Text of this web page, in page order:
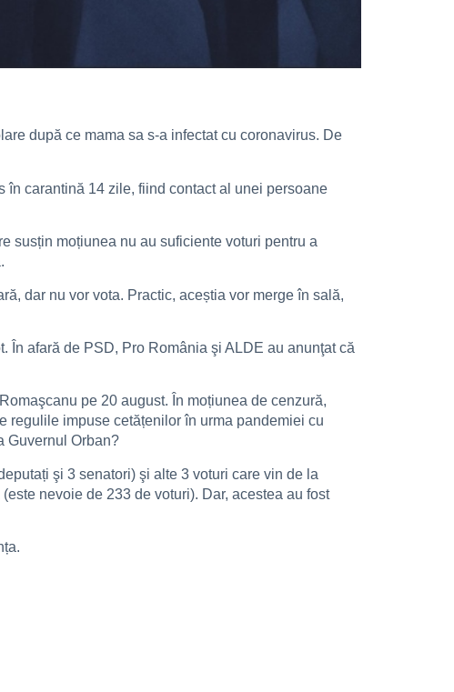
după ce mama sa s-a infectat cu coronavirus. De
în carantină 14 zile, fiind contact al unei persoane
susțin moțiunea nu au suficiente voturi pentru a
dar nu vor vota. Practic, aceștia vor merge în sală,
În afară de PSD, Pro România şi ALDE au anunţat că
pe 20 august. În moțiunea de cenzură,
regulile impuse cetățenilor în urma pandemiei cu
Guvernul Orban?
şi 3 senatori) şi alte 3 voturi care vin de la
nevoie de 233 de voturi). Dar, acestea au fost